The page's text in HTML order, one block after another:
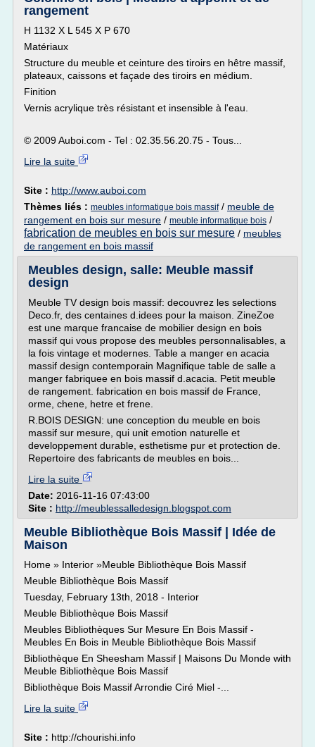
rangement
H 1132 X L 545 X P 670
Matériaux
Structure du meuble et ceinture des tiroirs en hêtre massif,
plateaux, caissons et façade des tiroirs en médium.
Finition
Vernis acrylique très résistant et insensible à l'eau.
© 2009 Auboi.com - Tel : 02.35.56.20.75 - Tous...
Lire la suite
Site : http://www.auboi.com
Thèmes liés : meubles informatique bois massif/ meuble de
rangement en bois sur mesure / meuble informatique bois /
fabrication de meubles en bois sur mesure / meubles
de rangement en bois massif
Meubles design, salle: Meuble massif
design
Meuble TV design bois massif: decouvrez les selections
Deco.fr, des centaines d.idees pour la maison. ZineZoe
est une marque francaise de mobilier design en bois
massif qui vous propose des meubles personnalisables, a
la fois vintage et modernes. Table a manger en acacia
massif design contemporain Magnifique table de salle a
manger fabriquee en bois massif d.acacia. Petit meuble
de rangement. fabrication en bois massif de France,
orme, chene, hetre et frene.
R.BOIS DESIGN: une conception du meuble en bois
massif sur mesure, qui unit emotion naturelle et
developpement durable, esthetisme pur et protection de.
Repertoire des fabricants de meubles en bois...
Lire la suite
Date: 2016-11-16 07:43:00
Site : http://meublessalledesign.blogspot.com
Meuble Bibliothèque Bois Massif | Idée de
Maison
Home » Interior »Meuble Bibliothèque Bois Massif
Meuble Bibliothèque Bois Massif
Tuesday, February 13th, 2018 - Interior
Meuble Bibliothèque Bois Massif
Meubles Bibliothèques Sur Mesure En Bois Massif -
Meubles En Bois in Meuble Bibliothèque Bois Massif
Bibliothèque En Sheesham Massif | Maisons Du Monde with
Meuble Bibliothèque Bois Massif
Bibliothèque Bois Massif Arrondie Ciré Miel -...
Lire la suite
Site : http://chourishi.info